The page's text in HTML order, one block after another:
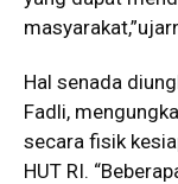
Hal senada
Fadli,
secara fisik
HUT RI.